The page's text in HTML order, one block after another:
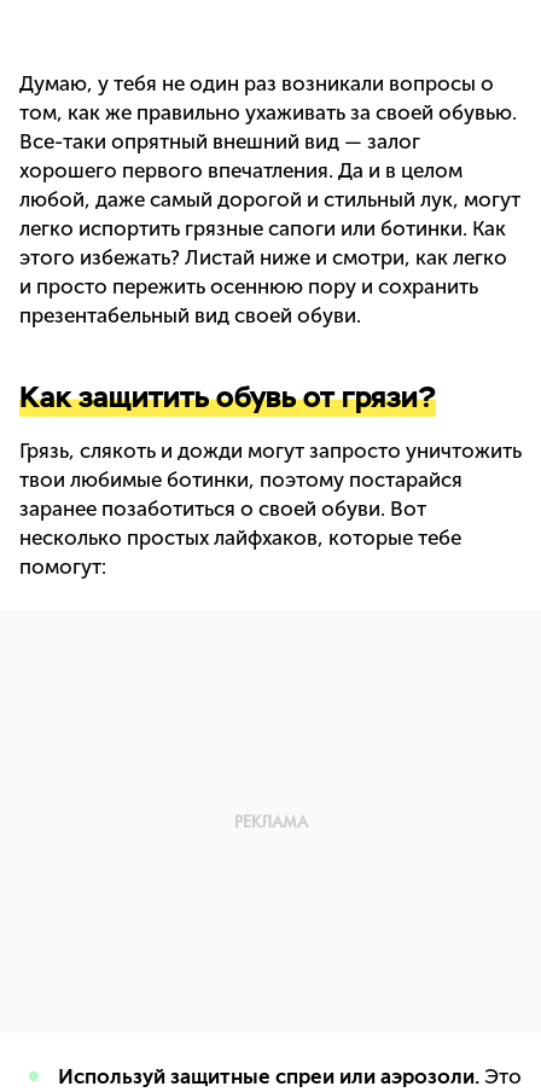
Думаю, у тебя не один раз возникали вопросы о
том, как же правильно ухаживать за своей обувью.
Все-таки опрятный внешний вид — залог
хорошего первого впечатления. Да и в целом
любой, даже самый дорогой и стильный лук, могут
легко испортить грязные сапоги или ботинки. Как
этого избежать? Листай ниже и смотри, как легко
и просто пережить осеннюю пору и сохранить
презентабельный вид своей обуви.
Как защитить обувь от грязи?
Грязь, слякоть и дожди могут запросто уничтожить
твои любимые ботинки, поэтому постарайся
заранее позаботиться о своей обуви. Вот
несколько простых лайфхаков, которые тебе
помогут:
Используй защитные спреи или аэрозоли. Это